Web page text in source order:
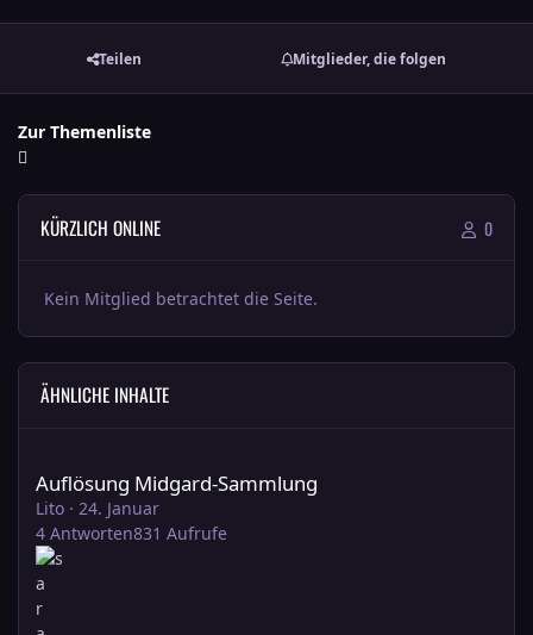
Teilen Mitglieder, die folgen
Zur Themenliste
KÜRZLICH ONLINE 0
Kein Mitglied betrachtet die Seite.
ÄHNLICHE INHALTE
Auflösung Midgard-Sammlung
Lito · 24. Januar
4 Antworten831 Aufrufe